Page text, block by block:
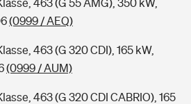
463 (G 55 AMG), 350 kW,
(0999 / AEQ)
463 (G 320 CDI), 165 kW,
(0999 / AUM)
463 (G 320 CDI CABRIO), 165